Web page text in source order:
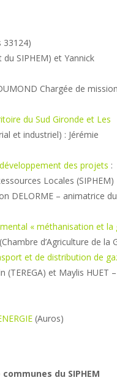
33124)
du SIPHEM) et Yannick
Chargée de mission
du Sud Gironde et Les
et industriel) : Jérémie
des projets :
Locales (SIPHEM)
DELORME – animatrice
« méthanisation et
d’Agriculture de la
et de distribution de
et Maylis HUET
(Auros)
du SIPHEM